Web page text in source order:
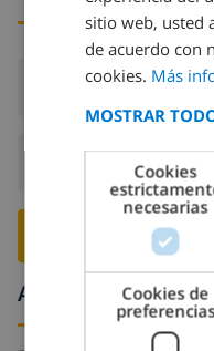
Llegada:
Salida:
Alrededores
sitio web, usted
de acuerdo con
cookies. Más
MOSTRAR
Cookies
necesarias
Cookies de